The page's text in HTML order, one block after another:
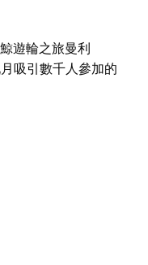
遊輪之旅曼利
吸引數千人參加的